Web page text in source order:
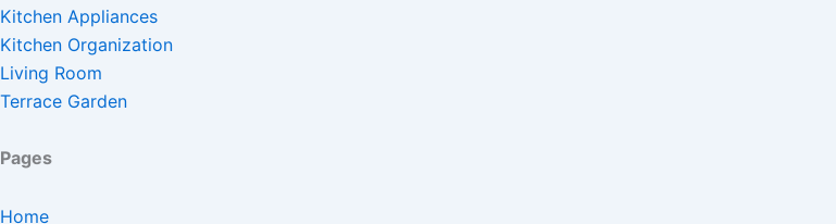
Kitchen Appliances
Kitchen Organization
Living Room
Terrace Garden
Pages
Home